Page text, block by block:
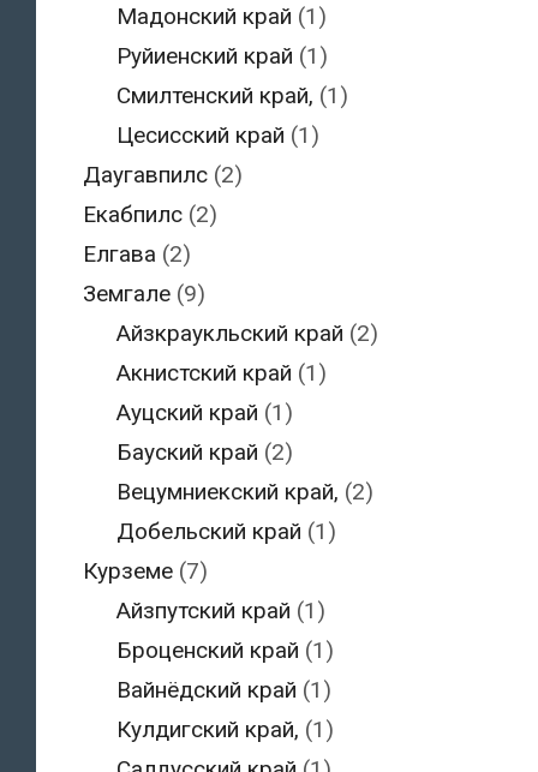
Мадонский край (1)
Руйиенский край (1)
Смилтенский край, (1)
Цесисский край (1)
Даугавпилс(2)
Екабпилс(2)
Елгава (2)
Земгале(9)
Айзкраукльский край (2)
Акнистский край (1)
Ауцский край (1)
Бауский край (2)
Вецумниекский край, (2)
Добельский край (1)
Курземе(7)
Айзпутский край (1)
Броценский край (1)
Вайнёдский край (1)
Кулдигский край, (1)